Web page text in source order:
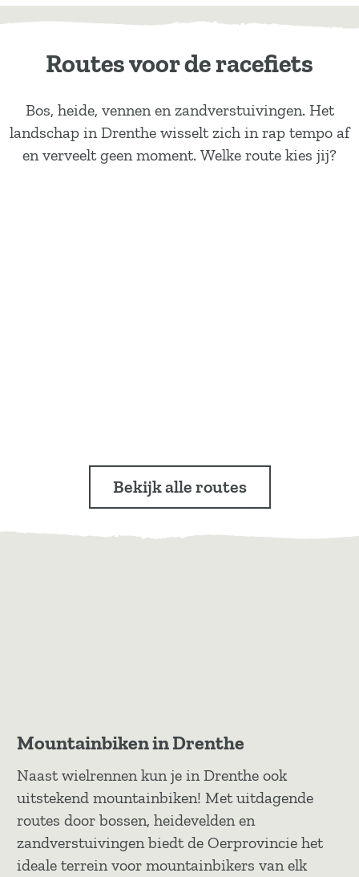
Routes voor de racefiets
Bos, heide, vennen en zandverstuivingen. Het
landschap in Drenthe wisselt zich in rap tempo af
en verveelt geen moment. Welke route kies jij?
Bekijk alle routes
Mountainbiken in Drenthe
Naast wielrennen kun je in Drenthe ook
uitstekend mountainbiken! Met uitdagende
routes door bossen, heidevelden en
zandverstuivingen biedt de Oerprovincie het
ideale terrein voor mountainbikers van elk